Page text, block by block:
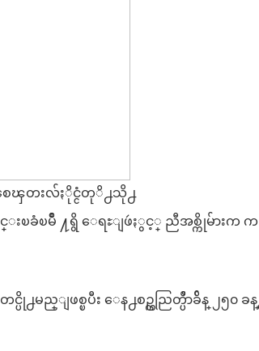
ေၾတးလ်ႏိုင္ငံတုိ႕သို႕
ခံၿမိဳ ႔ရွိ ေရႊျဖဴႏွင့္ ညီအစ္ကိုမ်ားက က
ည္ျဖစ္ၿပီး ေန႕စဥ္ကညြတ္ပိႆာခ်ိန္ ၂၅၀ ခ